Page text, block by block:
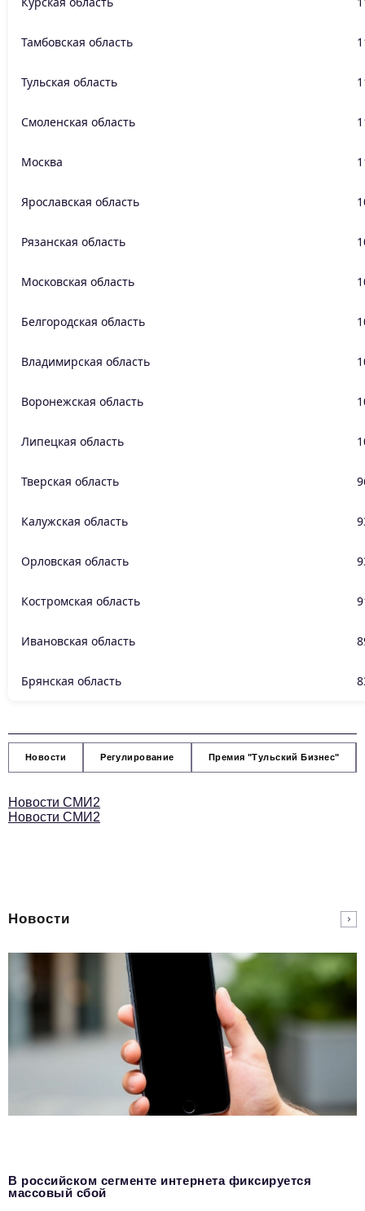
Тамбовская область
Тульская область
Смоленская область
Москва
Ярославская область
Рязанская область
Московская область
Белгородская область
Владимирская область
Воронежская область
Липецкая область
Тверская область
Калужская область
Орловская область
Костромская область
Ивановская область
Брянская область
Новости Регулирование Премия "Тульский Бизнес"
Новости СМИ2
Новости СМИ2
Новости
В российском сегменте интернета фиксируется
массовый сбой